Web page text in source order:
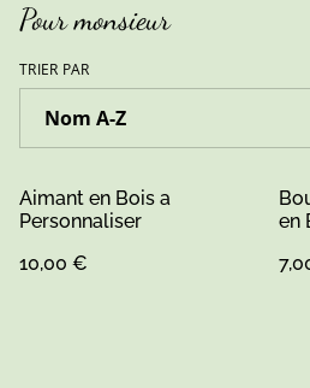
Pour monsieur
TRIER PAR
Aimant en Bois a
Personnaliser
10,00 €
en